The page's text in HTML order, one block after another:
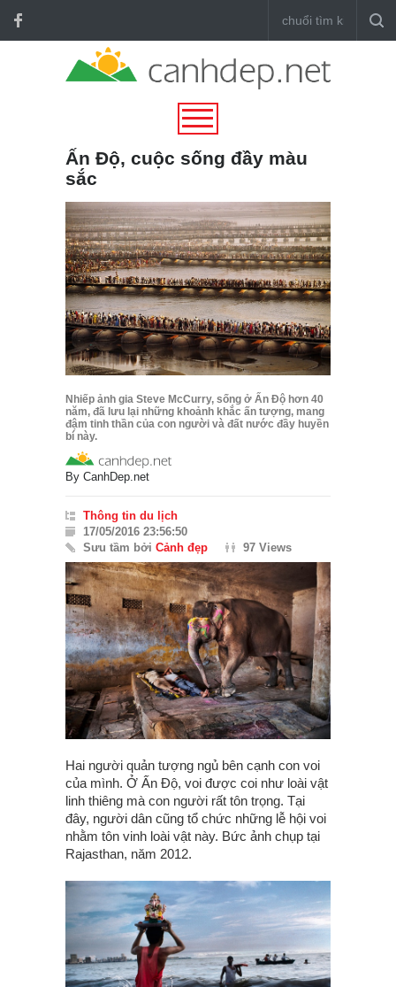
Ấn Độ, cuộc sống đầy màu
sắc
Nhiếp ảnh gia Steve McCurry, sống ở Ấn Độ hơn 40
năm, đã lưu lại những khoảnh khắc ấn tượng, mang
đậm tinh thần của con người và đất nước đầy huyền
bí này.
By CanhDep.net
Thông tin du lịch
17/05/2016 23:56:50
Sưu tầm bởi Cảnh đẹp 97 Views
Hai người quản tượng ngủ bên cạnh con voi
của mình. Ở Ấn Độ, voi được coi như loài vật
linh thiêng mà con người rất tôn trọng. Tại
đây, người dân cũng tổ chức những lễ hội voi
nhằm tôn vinh loài vật này. Bức ảnh chụp tại
Rajasthan, năm 2012.